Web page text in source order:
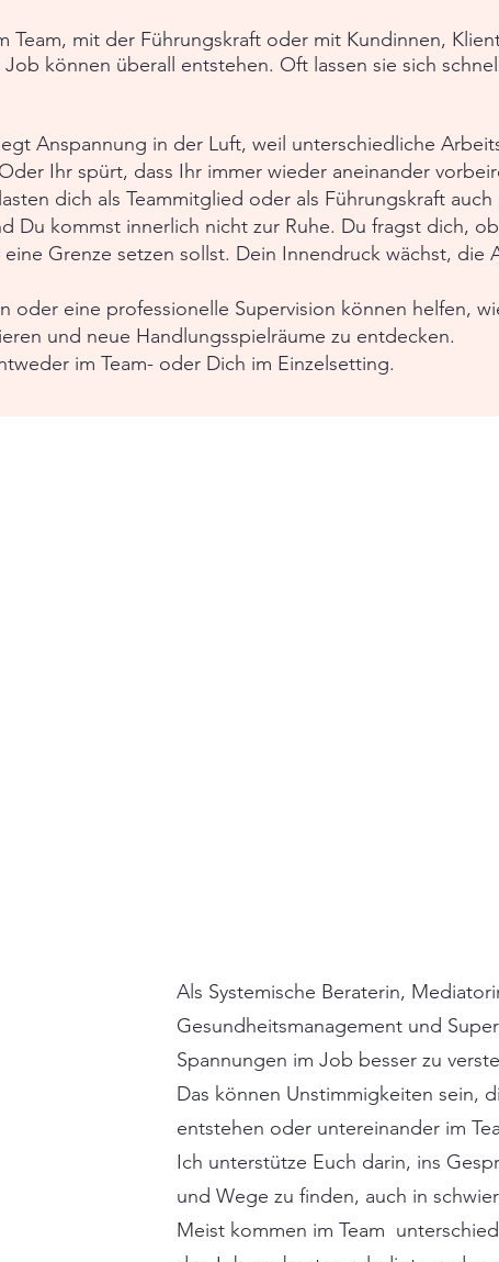
Team, mit der Führungskraft oder mit Kundinnen,
können überall entstehen. Oft lassen sie sich
Anspannung in der Luft, weil unterschiedliche
Ihr spürt, dass Ihr immer wieder aneinander
dich als Teammitglied oder als Führungskraft
Du kommst innerlich nicht zur Ruhe. Du fragst dich,
Grenze setzen sollst. Dein Innendruck wächst, die
oder eine professionelle Supervision können helfen,
und neue Handlungsspielräume zu entdecken.
im Team- oder Dich im Einzelsetting.
Als Systemische Beraterin,
Gesundheitsmanagement und
Spannungen im Job besser zu
Das können Unstimmigkeiten sein,
entstehen oder untereinander im
Ich unterstütze Euch darin, ins
und Wege zu finden, auch in
Meist kommen im Team